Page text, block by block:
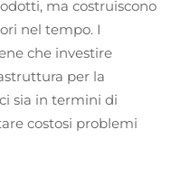
ma costruiscono
nel tempo. I
che investire
per la
sia in termini di
costosi problemi